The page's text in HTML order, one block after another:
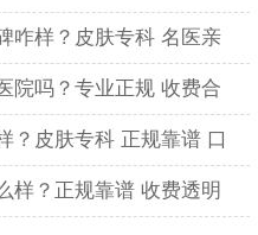
咋样？皮肤专科 名医亲
院吗？专业正规 收费合
？皮肤专科 正规靠谱 口
样？正规靠谱 收费透明